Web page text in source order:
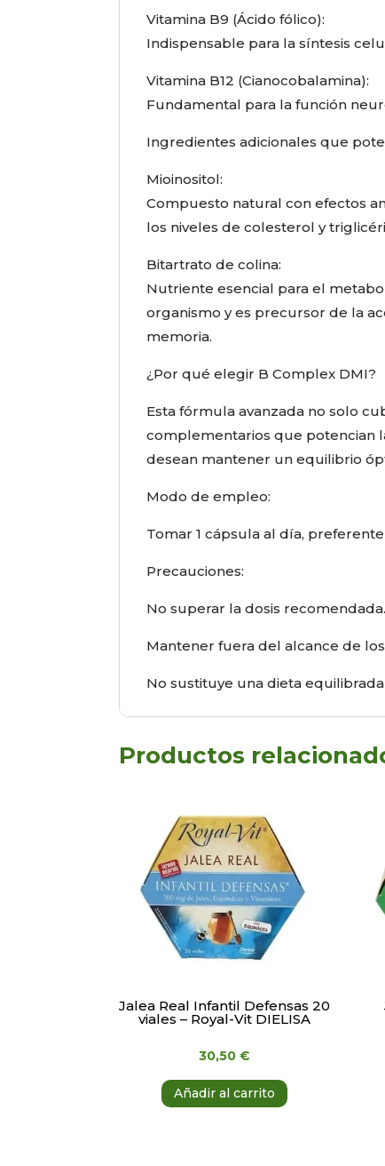
Vitamina B9 (Ácido fólico):
Indispensable para la síntesis
Vitamina B12 (Cianocobalamina):
Fundamental para la función
Ingredientes adicionales que
Mioinositol:
Compuesto natural con efectos
los niveles de colesterol y
Bitartrato de colina:
Nutriente esencial para el
organismo y es precursor de la
memoria.
¿Por qué elegir B Complex DMI?
Esta fórmula avanzada no solo
complementarios que potencian
desean mantener un equilibrio
Modo de empleo:
Tomar 1 cápsula al día,
Precauciones:
No superar la dosis recomendada.
Mantener fuera del alcance de los
No sustituye una dieta
Productos
Jalea Real Infantil Defensas 20
viales – Royal-Vit DIELISA
30,50€
Añadir al carrito